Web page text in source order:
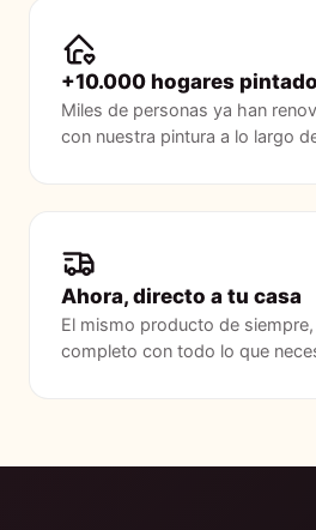
+10.000 hogares
Miles de personas ya han
con nuestra pintura a lo largo
Ahora, directo a tu casa
El mismo producto de
completo con todo lo que